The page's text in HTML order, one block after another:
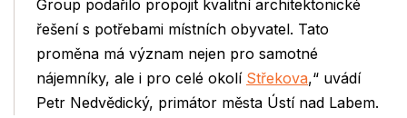
Group podařilo propojit kvalitní architektonické
řešení s potřebami místních obyvatel. Tato
proměna má význam nejen pro samotné
nájemníky, ale i pro celé okolí Střekova,“ uvádí
Petr Nedvědický, primátor města Ústí nad Labem.